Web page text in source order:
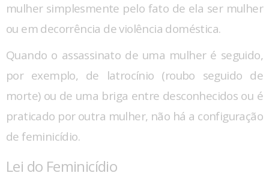
mulher simplesmente pelo fato de ela ser mulher
ou em decorrência de violência doméstica.
Quando o assassinato de uma mulher é seguido,
por exemplo, de latrocínio (roubo seguido de
morte) ou de uma briga entre desconhecidos ou é
praticado por outra mulher, não há a configuração
de feminicídio.
Lei do Feminicídio